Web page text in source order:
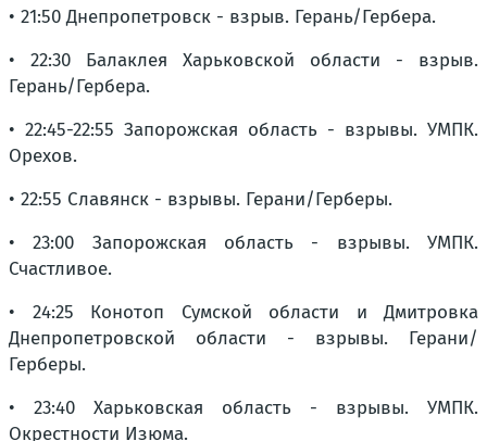
• 21:50 Днепропетровск - взрыв. Герань/Гербера.
• 22:30 Балаклея Харьковской области - взрыв.
Герань/Гербера.
• 22:45-22:55 Запорожская область - взрывы. УМПК.
Орехов.
• 22:55 Славянск - взрывы. Герани/Герберы.
• 23:00 Запорожская область - взрывы. УМПК.
Счастливое.
• 24:25 Конотоп Сумской области и Дмитровка
Днепропетровской области - взрывы. Герани/
Герберы.
• 23:40 Харьковская область - взрывы. УМПК.
Окрестности Изюма.